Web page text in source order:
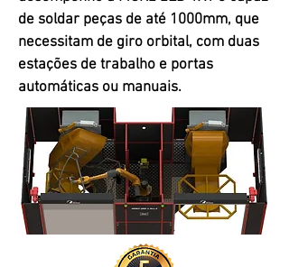
de soldar peças de até 1000mm, que
necessitam de giro orbital, com duas
estações de trabalho e portas
automáticas ou manuais.